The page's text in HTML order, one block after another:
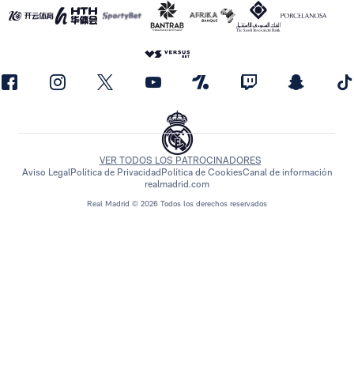
Real Madrid © 2026 Todos los derechos reservados
VER TODOS LOS PATROCINADORES
Aviso LegalPolítica de Privacidad Política de CookiesCanal de información
realmadrid.com